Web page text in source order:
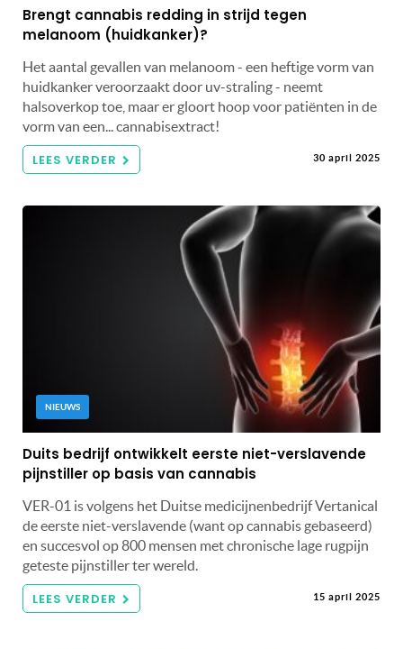
Brengt cannabis redding in strijd tegen
melanoom (huidkanker)?
Het aantal gevallen van melanoom - een heftige vorm van
huidkanker veroorzaakt door uv-straling - neemt
halsoverkop toe, maar er gloort hoop voor patiënten in de
vorm van een... cannabisextract!
LEES VERDER 30 april 2025
NIEUWS
Duits bedrijf ontwikkelt eerste niet-verslavende
pijnstiller op basis van cannabis
VER-01 is volgens het Duitse medicijnenbedrijf Vertanical
de eerste niet-verslavende (want op cannabis gebaseerd)
en succesvol op 800 mensen met chronische lage rugpijn
geteste pijnstiller ter wereld.
LEES VERDER 15 april 2025